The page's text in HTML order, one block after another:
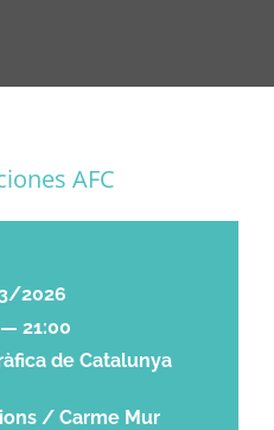
AFC
2026
21:00
de Catalunya
/ Carme Mur